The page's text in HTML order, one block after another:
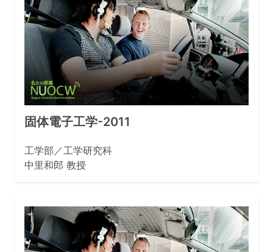
固体電子工学-2011
工学部／工学研究科
中里和郎 教授